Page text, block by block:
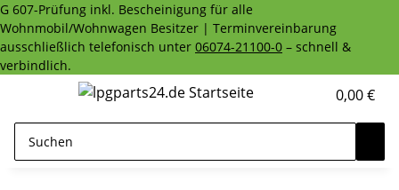
G 607-Prüfung inkl. Bescheinigung für alle
Wohnmobil/Wohnwagen Besitzer | Terminvereinbarung
ausschließlich telefonisch unter 06074-21100-0 – schnell &
verbindlich.
0,00 €